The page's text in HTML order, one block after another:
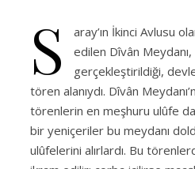
S
aray’ın İkinci Avlusu
edilen Dîvân
gerçekleştirildiği,
tören alanıydı. Dîvân
törenlerin en meşhuru ulûfe
bir yeniçeriler bu meydanı
ulûfelerini alırlardı. Bu